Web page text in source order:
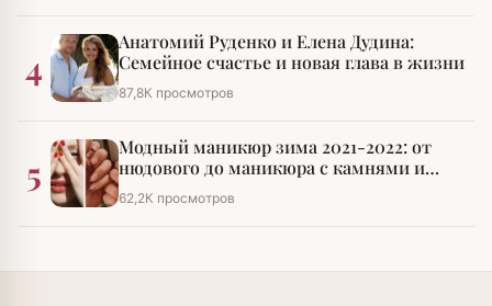
4
Анатомий Руденко и Елена Дудина:
Семейное счастье и новая глава в жизни
87,8К просмотров
5
Модный маникюр зима 2021-2022: от
нюдового до маникюра с камнями и
стразами
62,2К просмотров